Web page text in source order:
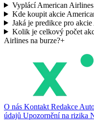
Vyplácí American
Kde koupit akcie
Jaká je predikce pro
Kolik je celkový počet
Airlines na burze?+
O nás Kontakt Redakce
údajů Upozornění na rizika